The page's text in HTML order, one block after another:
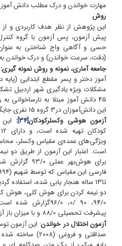
مهارت خواندن و درک مطلب دانش
روش
این پژوهش از نظر هدف کاربردی و
پیش آزمون، پس آزمون با گروه
حسی و آگاهی واج شناختی به
(دقت، سرعت خواندن) و درک خواندن به
جامعه آماری، نمونه و روش نمونه گیری:
آموز دختر و پسر مقطع ابتدایی (پایه
مشکلات ویژه یادگیری شهر اردبیل
45 دانش آموز مبتلا به
این دانش‌آموزان در3 گروه 15 نفری جایگزین شدند.
آزمون هوشی وکسلرکودکان[34]
:
ویژگی‌های عمده‌ی مقیاس وکسلر،
برای هوش‌بهر
تا13 ساله هنجار یابی شده،
دو نیمه کردن برای هوش کلی، هوش
94/0، 90 /0، 96/
پیشرفت تحصیلی 88/0 و با میزان باز آزمایی 85/0گزارش شده است.
آزمون اختلال در خواندن: این آزمون
صداقتی و فروغی